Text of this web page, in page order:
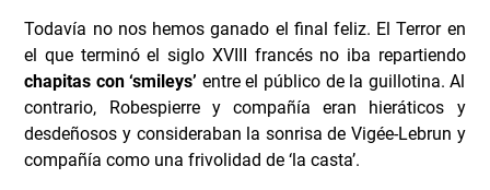
Todavía no nos hemos ganado el final feliz. El Terror en
el que terminó el siglo XVIII francés no iba repartiendo
chapitas con ‘smileys’ entre el público de la guillotina. Al
contrario, Robespierre y compañía eran hieráticos y
desdeñosos y consideraban la sonrisa de Vigée-Lebrun y
compañía como una frivolidad de ‘la casta’.